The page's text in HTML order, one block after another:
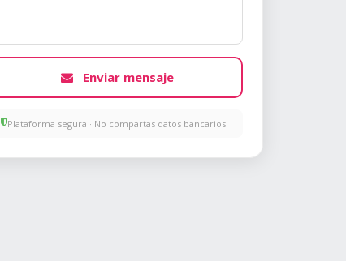
Enviar mensaje
Plataforma segura · No compartas datos bancarios